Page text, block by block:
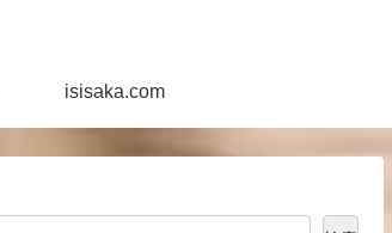
isisaka.com